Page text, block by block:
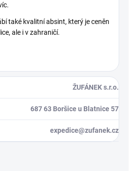
také kvalitní absint, který je ceněn
ale i v zahraničí.
ŽUFÁNEK s.r.o.
687 63 Boršice u Blatnice 57
expedice@zufanek.cz